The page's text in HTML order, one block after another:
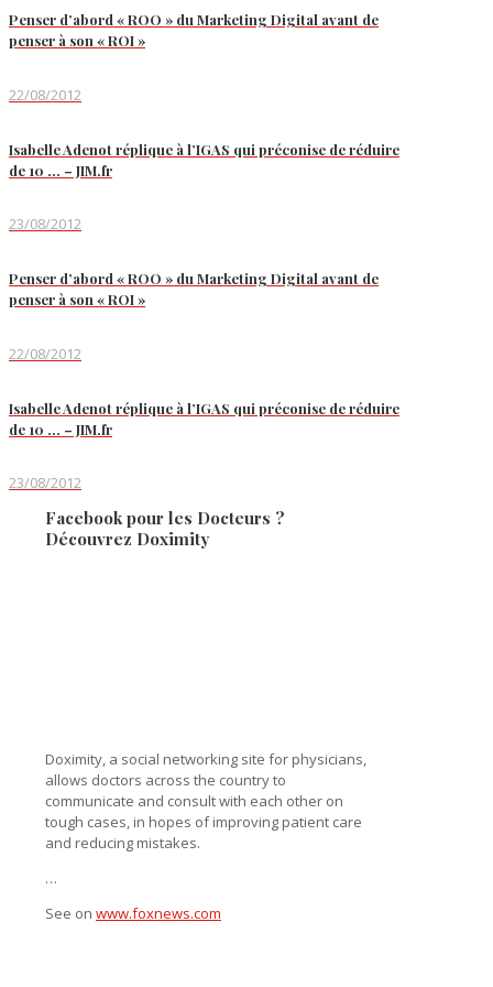
Penser d’abord « ROO » du Marketing Digital avant de
penser à son « ROI »
22/08/2012
Isabelle Adenot réplique à l’IGAS qui préconise de réduire
de 10 … – JIM.fr
23/08/2012
Penser d’abord « ROO » du Marketing Digital avant de
penser à son « ROI »
22/08/2012
Isabelle Adenot réplique à l’IGAS qui préconise de réduire
de 10 … – JIM.fr
23/08/2012
Facebook pour les Docteurs ?
Découvrez Doximity
Doximity, a social networking site for physicians,
allows doctors across the country to
communicate and consult with each other on
tough cases, in hopes of improving patient care
and reducing mistakes.
…
See on www.foxnews.com